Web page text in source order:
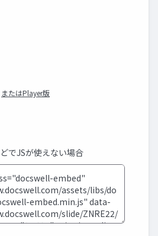
またはPlayer版
でJSが使えない場合